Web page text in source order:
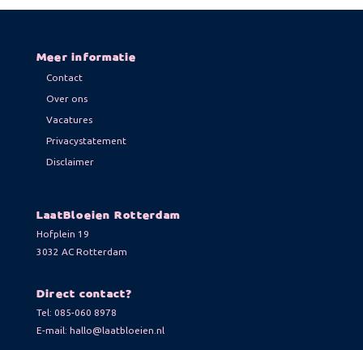
Meer informatie
Contact
Over ons
Vacatures
Privacystatement
Disclaimer
LaatBloeien Rotterdam
Hofplein 19
3032 AC Rotterdam
Direct contact?
Tel: 085-060 8978
E-mail: hallo@laatbloeien.nl